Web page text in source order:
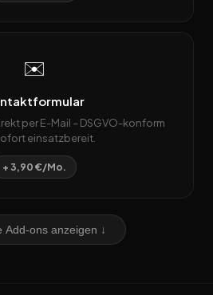
✉️
per E-Mail – DSGVO-konform
einsatzbereit.
+ 3,90 €/Mo.
Add-ons anzeigen ↓